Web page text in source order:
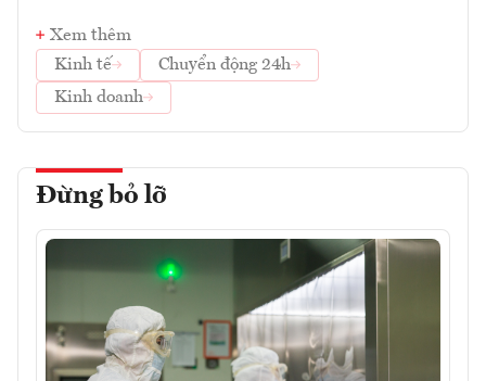
Xem thêm
Kinh tế
Chuyển động 24h
Kinh doanh
Đừng bỏ lỡ